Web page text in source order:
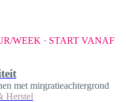
WEEK · START VANAF
met mirgratieachtergrond
Herstel